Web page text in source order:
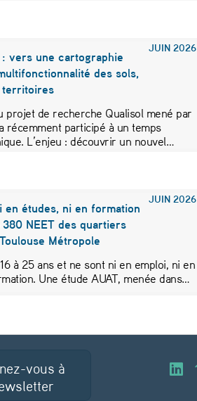
JUIN 2026
vers une cartographie
des sols,
territoires
projet de recherche Qualisol mené par
a récemment participé à un temps
L’enjeu : découvrir un nouvel…
JUIN 2026
en études, ni en formation
NEET des quartiers
Métropole
à 25 ans et ne sont ni en emploi, ni en
Une étude AUAT, menée dans…
vous à